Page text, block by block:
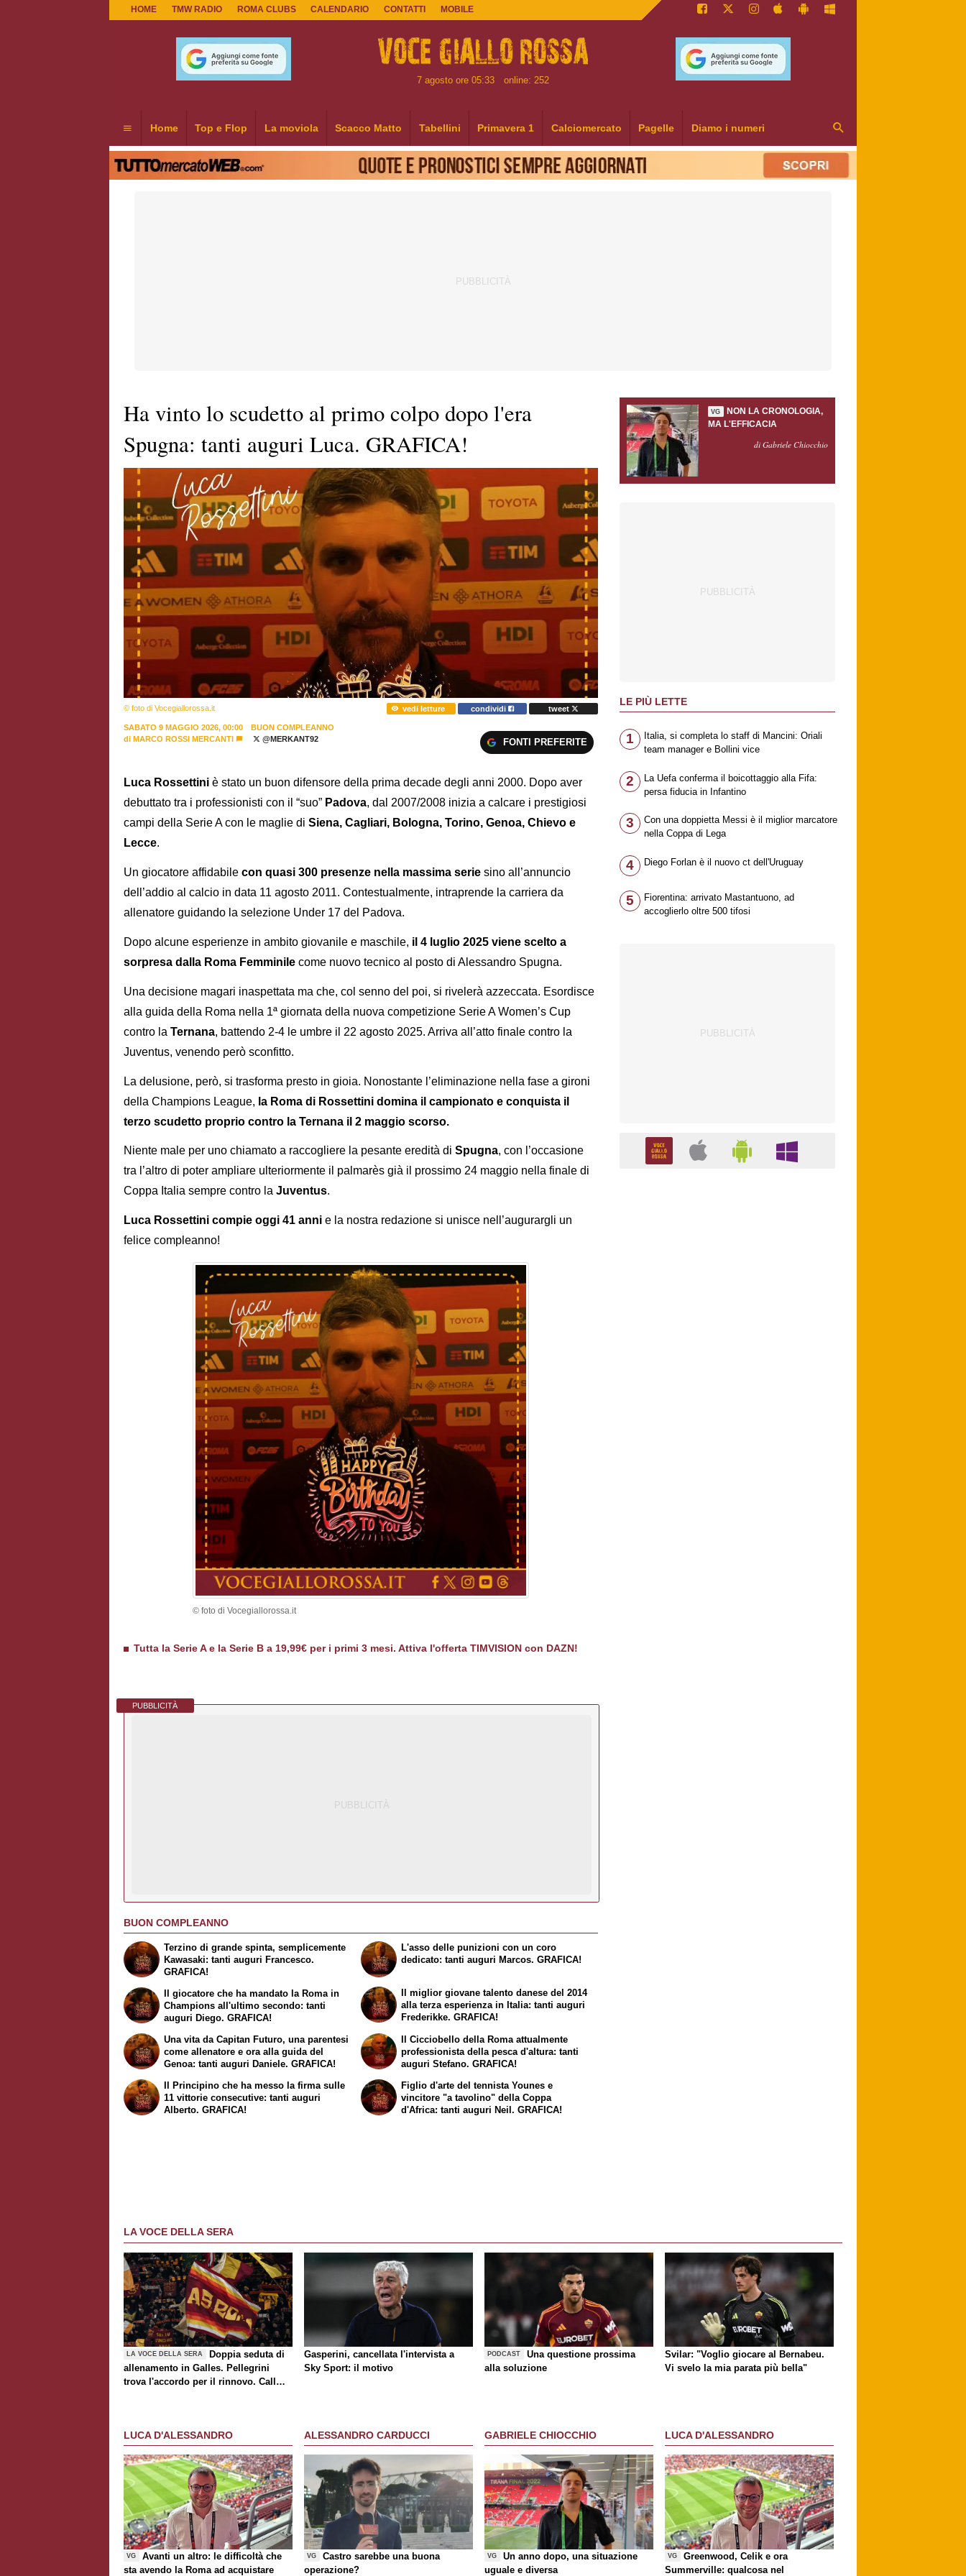
HOME TMW RADIO ROMA CLUBS CALENDARIO CONTATTI MOBILE
7 agosto ore 05:33 online: 252
Home Top e Flop La moviola Scacco Matto Tabellini Primavera 1 Calciomercato Pagelle Diamo i numeri
Ha vinto lo scudetto al primo colpo dopo l'era
Spugna: tanti auguri Luca. GRAFICA!
© foto di Vocegiallorossa.it vedi letture condividi tweet
SABATO 9 MAGGIO 2026, 00:00
BUON COMPLEANNO
di MARCO ROSSI MERCANTI @MERKANT92 FONTI PREFERITE
Luca Rossettini è stato un buon difensore della prima decade degli anni 2000. Dopo aver
debuttato tra i professionisti con il “suo” Padova, dal 2007/2008 inizia a calcare i prestigiosi
campi della Serie A con le maglie di Siena, Cagliari, Bologna, Torino, Genoa, Chievo e
Lecce.
Un giocatore affidabile con quasi 300 presenze nella massima serie sino all’annuncio
dell’addio al calcio in data 11 agosto 2011. Contestualmente, intraprende la carriera da
allenatore guidando la selezione Under 17 del Padova.
Dopo alcune esperienze in ambito giovanile e maschile, il 4 luglio 2025 viene scelto a
sorpresa dalla Roma Femminile come nuovo tecnico al posto di Alessandro Spugna.
Una decisione magari inaspettata ma che, col senno del poi, si rivelerà azzeccata. Esordisce
alla guida della Roma nella 1ª giornata della nuova competizione Serie A Women’s Cup
contro la Ternana, battendo 2-4 le umbre il 22 agosto 2025. Arriva all’atto finale contro la
Juventus, venendo però sconfitto.
La delusione, però, si trasforma presto in gioia. Nonostante l’eliminazione nella fase a gironi
della Champions League, la Roma di Rossettini domina il campionato e conquista il
terzo scudetto proprio contro la Ternana il 2 maggio scorso.
Niente male per uno chiamato a raccogliere la pesante eredità di Spugna, con l’occasione
tra l’altro di poter ampliare ulteriormente il palmarès già il prossimo 24 maggio nella finale di
Coppa Italia sempre contro la Juventus.
Luca Rossettini compie oggi 41 anni e la nostra redazione si unisce nell’augurargli un
felice compleanno!
© foto di Vocegiallorossa.it
Tutta la Serie A e la Serie B a 19,99€ per i primi 3 mesi. Attiva l'offerta TIMVISION con DAZN!
PUBBLICITÀ
BUON COMPLEANNO
Terzino di grande spinta, semplicemente
Kawasaki: tanti auguri Francesco.
GRAFICA!
Il giocatore che ha mandato la Roma in
Champions all'ultimo secondo: tanti
auguri Diego. GRAFICA!
L'asso delle punizioni con un coro
dedicato: tanti auguri Marcos. GRAFICA!
Il miglior giovane talento danese del 2014
alla terza esperienza in Italia: tanti auguri
Frederikke. GRAFICA!
Una vita da Capitan Futuro, una parentesi
come allenatore e ora alla guida del
Genoa: tanti auguri Daniele. GRAFICA!
IlPrincipino che ha messo la firma sulle
11 vittorie consecutive: tanti auguri
Alberto. GRAFICA!
IlCicciobello della Roma attualmente
professionista della pesca d'altura: tanti
auguri Stefano. GRAFICA!
Figlio d'arte del tennista Younes e
vincitore "a tavolino" della Coppa
d'Africa: tanti auguri Neil. GRAFICA!
VG
NON LA CRONOLOGIA,
MA L'EFFICACIA
di Gabriele Chiocchio
LE PIÙ LETTE
1
Italia, si completa lo staff di Mancini: Oriali
team manager e Bollini vice
2
La Uefa conferma il boicottaggio alla Fifa:
persa fiducia in Infantino
3
Con una doppietta Messi è il miglior marcatore
nella Coppa di Lega
4 Diego Forlan è il nuovo ct dell'Uruguay
5
Fiorentina: arrivato Mastantuono, ad
accoglierlo oltre 500 tifosi
LA VOCE DELLA SERA
LA VOCE DELLA SERA
Doppia seduta di
allenamento in Galles. Pellegrini
trova l'accordo per il rinnovo. Call
Gasperini, cancellata l'intervista a
Sky Sport: il motivo
PODCAST
Una questione prossima
alla soluzione
Svilar: "Voglio giocare al Bernabeu.
Vi svelo la mia parata più bella"
LUCA D'ALESSANDRO
VG
Avanti un altro: le difficoltà che
sta avendo la Roma ad acquistare
ALESSANDRO CARDUCCI
VG
Castro sarebbe una buona
operazione?
GABRIELE CHIOCCHIO
VG
Un anno dopo, una situazione
uguale e diversa
LUCA D'ALESSANDRO
VG
Greenwood, Celik e ora
Summerville: qualcosa nel